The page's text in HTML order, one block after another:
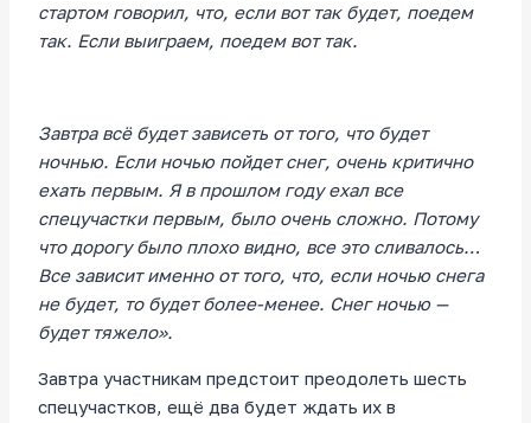
стартом говорил, что, если вот так будет, поедем
так. Если выиграем, поедем вот так.
Завтра всё будет зависеть от того, что будет
ночнью. Если ночью пойдет снег, очень критично
ехать первым. Я в прошлом году ехал все
спецучастки первым, было очень сложно. Потому
что дорогу было плохо видно, все это сливалось…
Все зависит именно от того, что, если ночью снега
не будет, то будет более-менее. Снег ночью —
будет тяжело».
Завтра участникам предстоит преодолеть шесть
спецучастков, ещё два будет ждать их в